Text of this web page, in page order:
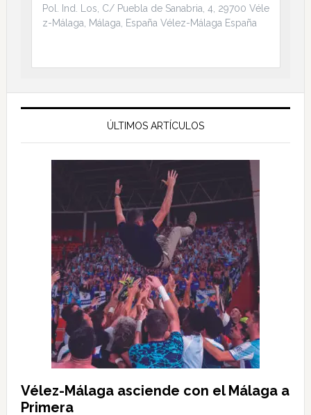
Pol. Ind. Los, C/ Puebla de Sanabria, 4, 29700 Véle
z-Málaga, Málaga, España Vélez-Málaga España
ÚLTIMOS ARTÍCULOS
Vélez-Málaga asciende con el Málaga a
Primera